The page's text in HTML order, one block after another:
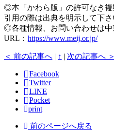
◎本「かわら版」の許可なき複
引用の際は出典を明示して下さ
◎各種情報、お問い合わせは中
URL： https://www.meij.or.jp/
＜ 前の記事へ | ↑ | 次の記事へ ＞
Facebook
Twitter
LINE
Pocket
print
前のページへ戻る